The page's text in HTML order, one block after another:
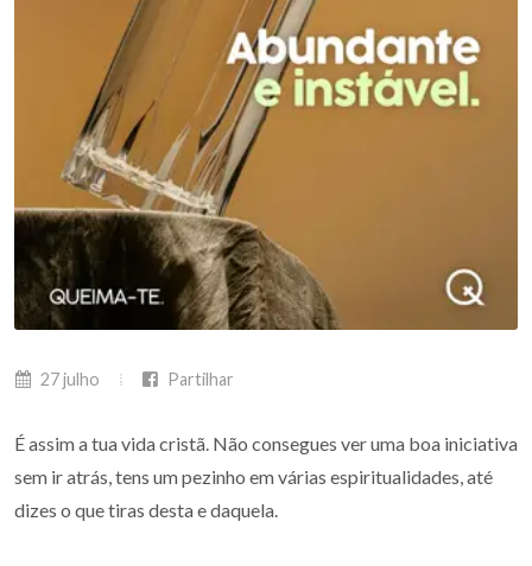
27 julho Partilhar
É assim a tua vida cristã. Não consegues ver uma boa iniciativa
sem ir atrás, tens um pezinho em várias espiritualidades, até
dizes o que tiras desta e daquela.